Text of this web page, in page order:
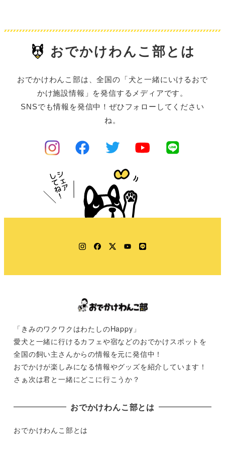
おでかけわんこ部とは
おでかけわんこ部は、全国の「犬と一緒にいけるおで
かけ施設情報」を発信するメディアです。
SNSでも情報を発信中！ぜひフォローしてください
ね。
Instagram
Facebook
TwitterYouTube
LINE
「きみのワクワクはわたしのHappy」
愛犬と一緒に行けるカフェや宿などのおでかけスポットを
全国の飼い主さんからの情報を元に発信中！
おでかけが楽しみになる情報やグッズを紹介しています！
さぁ次は君と一緒にどこに行こうか？
おでかけわんこ部とは
おでかけわんこ部とは